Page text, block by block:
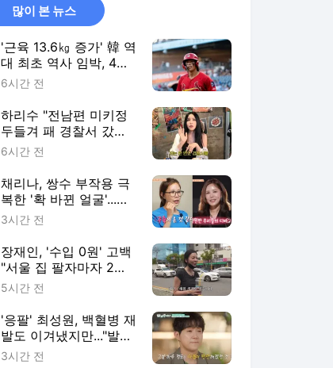
많이 본 뉴스
'근육 13.6㎏ 증가' 韓 역
대 최초 역사 임박, 4안
타 대폭발…"美 오지 말
유망주 맞나
6시간 전
하리수 "전남편 미키정
두들겨 패 경찰서 갔
다?" 수년간 따라온 폭
6시간 전
채리나, 쌍수 부작용 극
복한 '확 바뀐 얼굴'...필
러+주사로 역대급 변신
3시간 전
장재인, '수입 0원' 고백
"서울 집 팔자마자 2배
폭등, 공장 일해볼 생각
5시간 전
'응팔' 최성원, 백혈병 재
발도 이겨냈지만..."발병
전으로 돌아갈 수는 없
3시간 전